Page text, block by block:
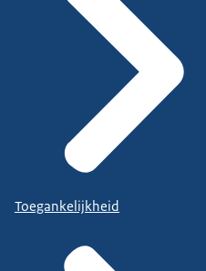
Toegankelijkheid